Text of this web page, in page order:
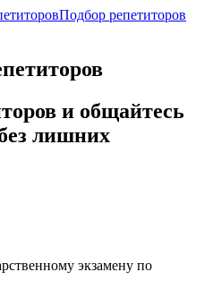
Подбор репетиторов
и общайтесь
лишних
экзамену по